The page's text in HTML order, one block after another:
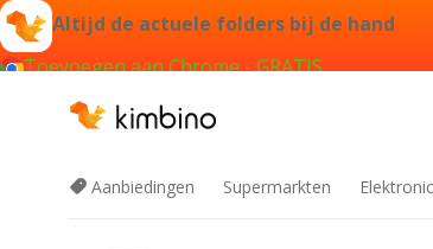
Altijd de actuele folders bij de hand
Toevoegen aan Chrome - GRATIS
Aanbiedingen Supermarkten